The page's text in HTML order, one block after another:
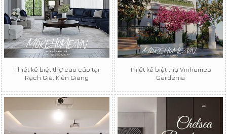
Thiết kế biệt thự cao cấp tại
Rạch Giá, Kiên Giang
Thiết kế biệt thự Vinhomes
Gardenia